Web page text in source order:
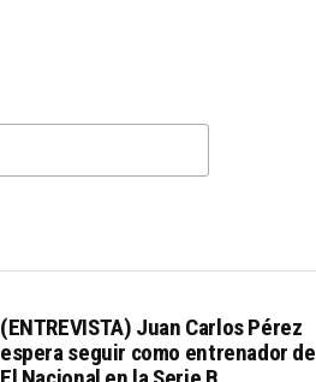
(ENTREVISTA) Juan Carlos Pérez
espera seguir como entrenador de